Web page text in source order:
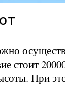
стоит
При